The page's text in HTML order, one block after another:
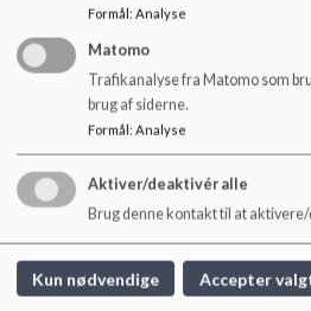
Aktivitetsplaner
3. årgang i klubben
Indmeldelse og takster
Vores moduler
Ungdomsskolens fritidstilbud
Borgerrettighedsguide
Databeskyttelse
Flersprogede børn
Ordensregler
Skoleveje og buskort
Webtilgængelighed (WAS)
Formål : Analyse
Matomo
Trafikanalyse fra Matomo som
brug af siderne.
Formål: Analyse
Aktiver/deaktivér alle
Brug denne kontakt til at
Kun nødvendige Accepter